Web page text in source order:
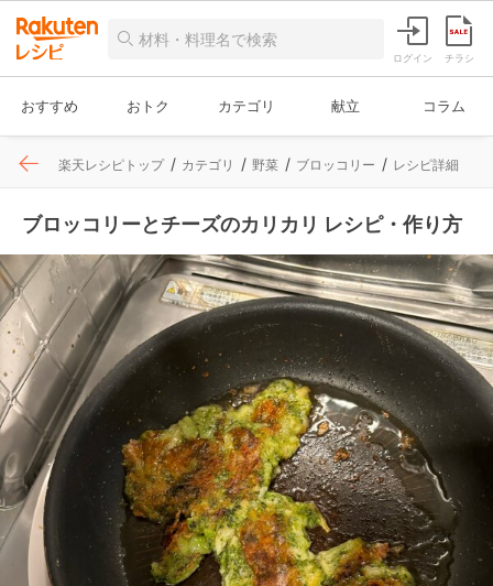
ログイン チラシ
おすすめ おトク カテゴリ 献立 コラム
楽天レシピトップ カテゴリ 野菜 ブロッコリー レシピ詳細
ブロッコリーとチーズのカリカリ レシピ・作り方